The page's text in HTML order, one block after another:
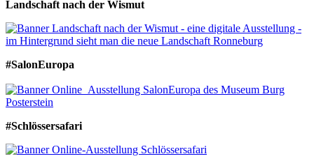
Landschaft nach der Wismut
#SalonEuropa
#Schlössersafari